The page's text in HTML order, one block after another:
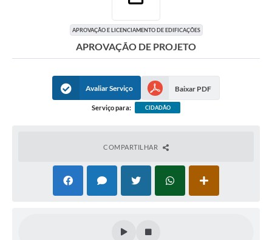
APROVAÇÃO E LICENCIAMENTO DE EDIFICAÇÕES
APROVAÇÃO DE PROJETO
Avaliar Serviço Baixar PDF
Serviço para: CIDADÃO
COMPARTILHAR